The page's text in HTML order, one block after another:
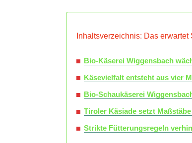
Inhaltsverzeichnis: Das erwartet
Bio-Käserei Wiggensbach
Käsevielfalt entsteht aus vier
Bio-Schaukäserei
Tiroler Käsiade setzt
Strikte Fütterungsregeln